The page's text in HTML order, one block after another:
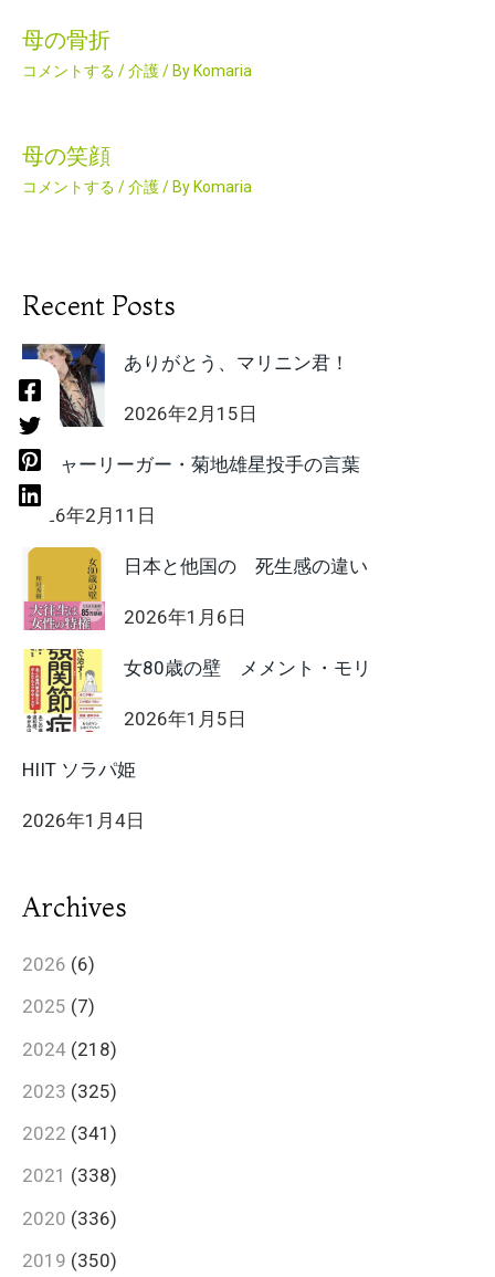
母の骨折
コメントする /介護/ ByKomaria
母の笑顔
コメントする /介護/ ByKomaria
Recent Posts
ありがとう、マリニン君！
2026年2月15日
メジャーリーガー・菊地雄星投手の言葉
2026年2月11日
日本と他国の 死生感の違い
2026年1月6日
女80歳の壁 メメント・モリ
2026年1月5日
HIIT ソラパ姫
2026年1月4日
Archives
2026 (6)
2025 (7)
2024 (218)
2023 (325)
2022 (341)
2021 (338)
2020 (336)
2019 (350)